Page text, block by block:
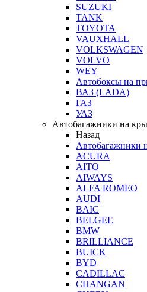
SUZUKI
TANK
TOYOTA
VAUXHALL
VOLKSWAGEN
VOLVO
WEY
Автобоксы на
ВАЗ (LADA)
ГАЗ
УАЗ
Автобагажники на
Назад
Автобагажники
ACURA
AITO
AIWAYS
ALFA ROMEO
AUDI
BAIC
BELGEE
BMW
BRILLIANCE
BUICK
BYD
CADILLAC
CHANGAN